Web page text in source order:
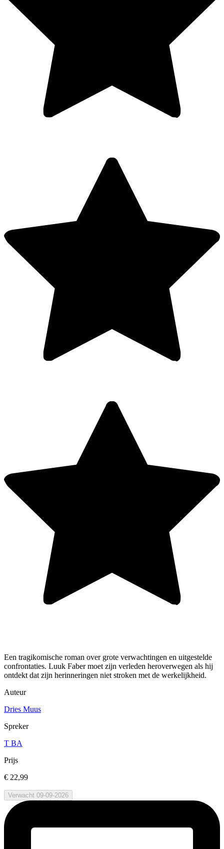
Een tragikomische roman over grote verwachtingen en uitgestelde
confrontaties. Luuk Faber moet zijn verleden heroverwegen als hij
ontdekt dat zijn herinneringen niet stroken met de werkelijkheid.
Auteur
Dries Muus
Spreker
T BA
Prijs
€ 22,99
Verwacht 09-09-2026